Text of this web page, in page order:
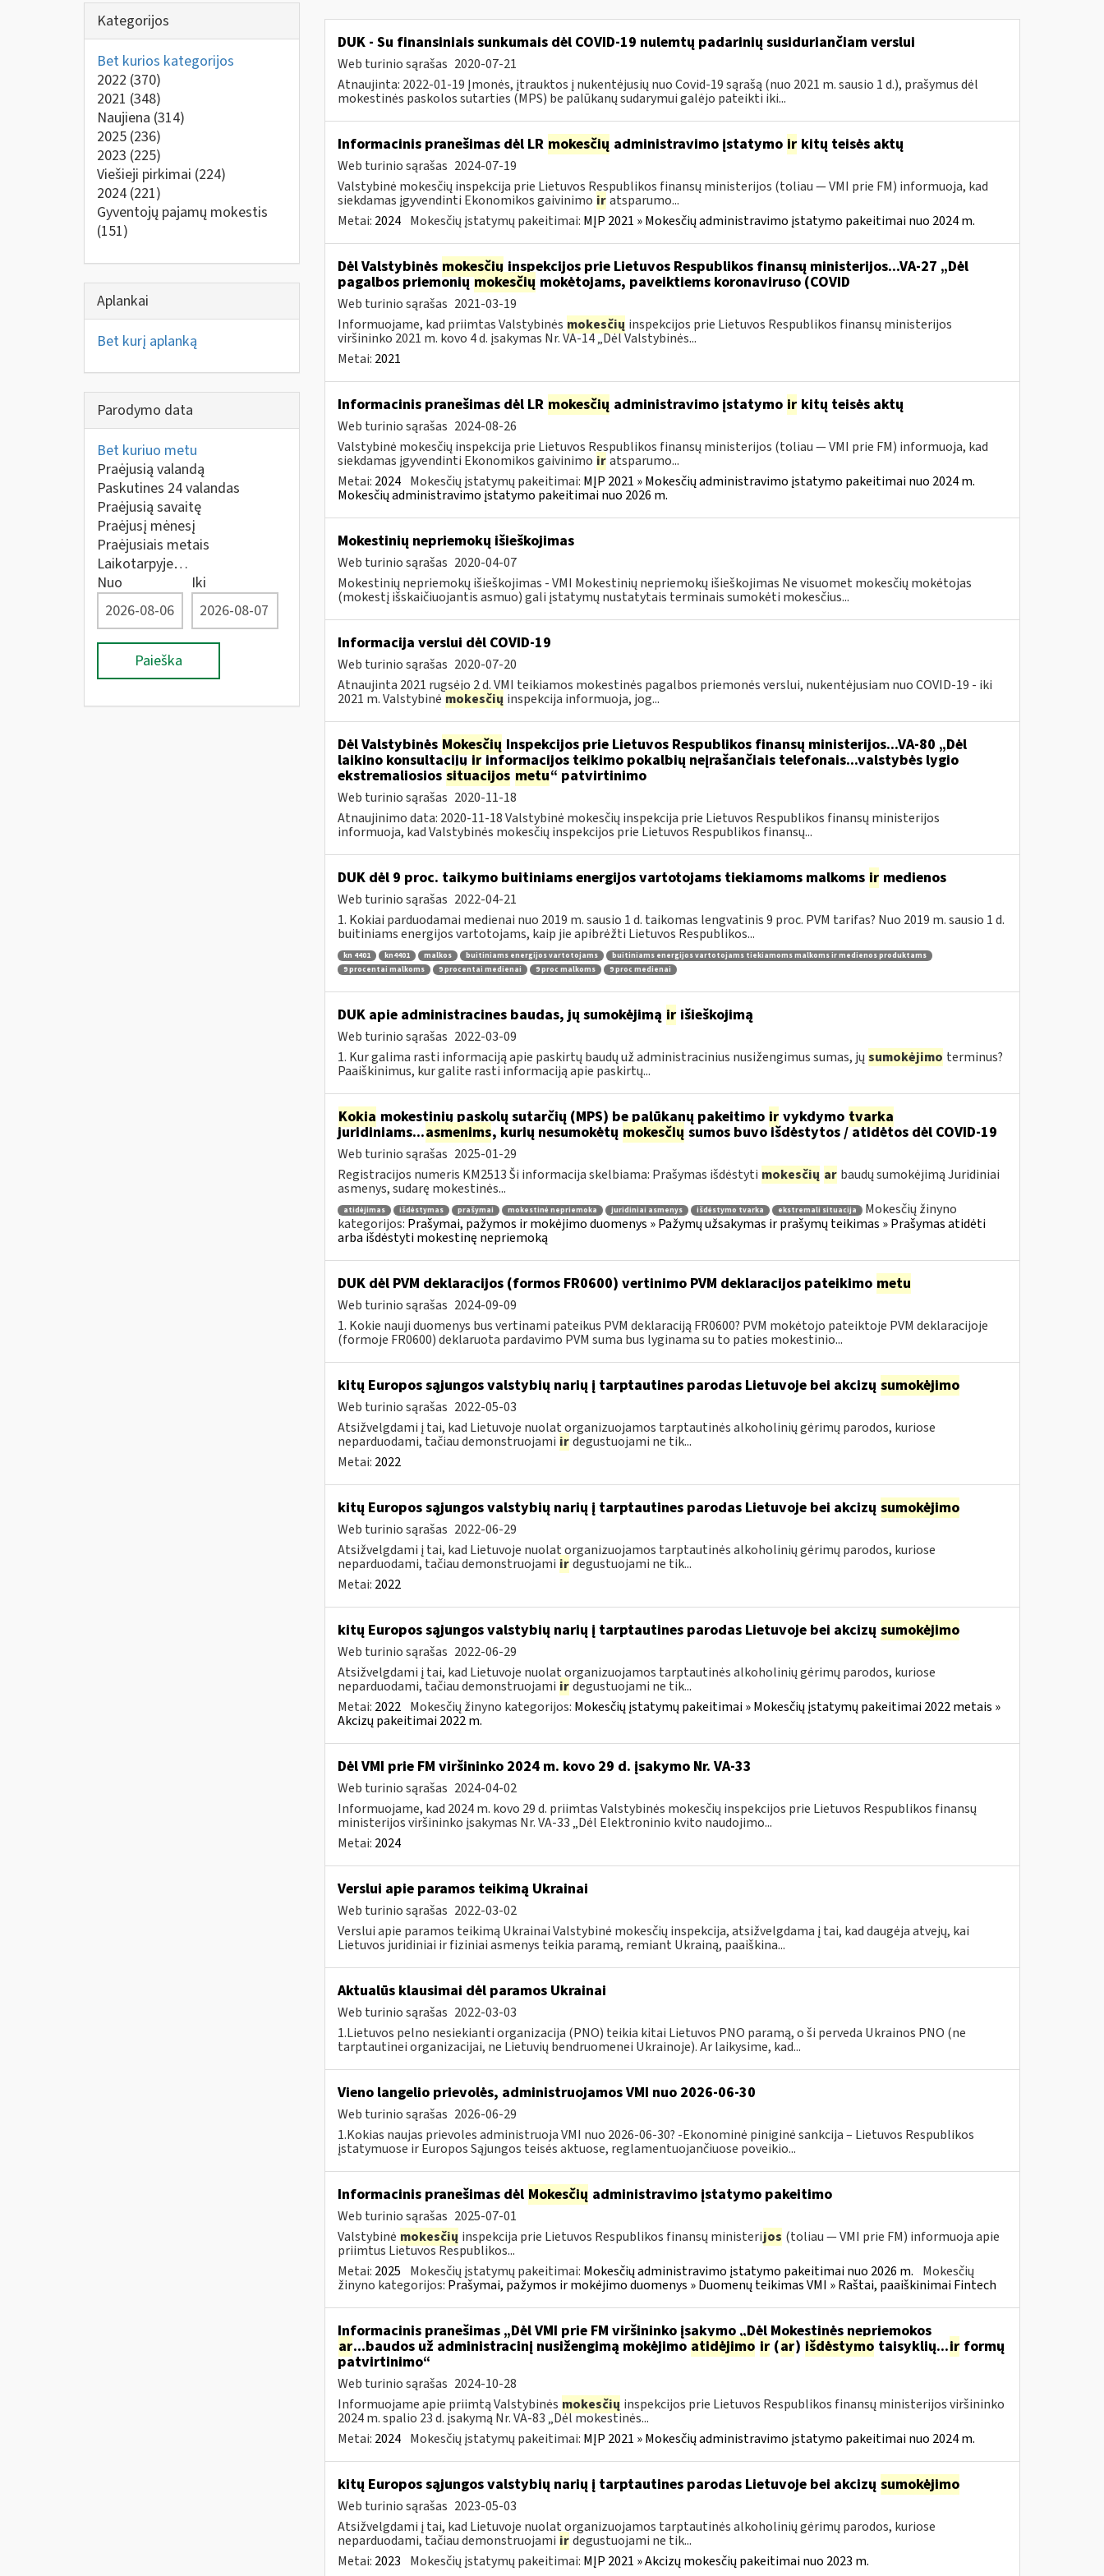
Kategorijos
Bet kurios kategorijos
2022 (370)
2021 (348)
Naujiena (314)
2025 (236)
2023 (225)
Viešieji pirkimai (224)
2024 (221)
Gyventojų pajamų mokestis
(151)
Aplankai
Bet kurį aplanką
Parodymo data
Bet kuriuo metu
Praėjusią valandą
Paskutines 24 valandas
Praėjusią savaitę
Praėjusį mėnesį
Praėjusiais metais
Laikotarpyje…
Nuo
Iki
Paieška
DUK - Su finansiniais sunkumais dėl COVID-19 nulemtų padarinių susiduriančiam verslui
Web turinio sąrašas 2020-07-21
Atnaujinta: 2022-01-19 Įmonės, įtrauktos į nukentėjusių nuo Covid-19 sąrašą (nuo 2021 m. sausio 1 d.), prašymus dėl
mokestinės paskolos sutarties (MPS) be palūkanų sudarymui galėjo pateikti iki...
Informacinis pranešimas dėl LR mokesčių administravimo įstatymo irkitų teisės aktų
Web turinio sąrašas 2024-07-19
Valstybinė mokesčių inspekcija prie Lietuvos Respublikos finansų ministerijos (toliau — VMI prie FM) informuoja, kad
siekdamas įgyvendinti Ekonomikos gaivinimo ir atsparumo...
Metai: 2024 Mokesčių įstatymų pakeitimai: MĮP 2021 » Mokesčių administravimo įstatymo pakeitimai nuo 2024 m.
Dėl Valstybinės mokesčiųinspekcijos prie Lietuvos Respublikos finansų ministerijos...VA-27 „Dėl
pagalbos priemoniųmokesčių mokėtojams, paveiktiems koronaviruso (COVID
Web turinio sąrašas 2021-03-19
Informuojame, kad priimtas Valstybinės mokesčių inspekcijos prie Lietuvos Respublikos finansų ministerijos
viršininko 2021 m. kovo 4 d. įsakymas Nr. VA-14 „Dėl Valstybinės...
Metai: 2021
Informacinis pranešimas dėl LR mokesčių administravimo įstatymo irkitų teisės aktų
Web turinio sąrašas 2024-08-26
Valstybinė mokesčių inspekcija prie Lietuvos Respublikos finansų ministerijos (toliau — VMI prie FM) informuoja, kad
siekdamas įgyvendinti Ekonomikos gaivinimo ir atsparumo...
Metai: 2024 Mokesčių įstatymų pakeitimai: MĮP 2021 » Mokesčių administravimo įstatymo pakeitimai nuo 2024 m.
Mokesčių administravimo įstatymo pakeitimai nuo 2026 m.
Mokestinių nepriemokų išieškojimas
Web turinio sąrašas 2020-04-07
Mokestinių nepriemokų išieškojimas - VMI Mokestinių nepriemokų išieškojimas Ne visuomet mokesčių mokėtojas
(mokestį išskaičiuojantis asmuo) gali įstatymų nustatytais terminais sumokėti mokesčius...
Informacija verslui dėl COVID-19
Web turinio sąrašas 2020-07-20
Atnaujinta 2021 rugsėjo 2 d. VMI teikiamos mokestinės pagalbos priemonės verslui, nukentėjusiam nuo COVID-19 - iki
2021 m. Valstybinė mokesčių inspekcija informuoja, jog...
Dėl Valstybinės Mokesčių Inspekcijos prie Lietuvos Respublikos finansų ministerijos...VA-80 „Dėl
laikino konsultacijųirinformacijos teikimo pokalbių neįrašančiais telefonais...valstybės lygio
ekstremaliosios situacijos metu“ patvirtinimo
Web turinio sąrašas 2020-11-18
Atnaujinimo data: 2020-11-18 Valstybinė mokesčių inspekcija prie Lietuvos Respublikos finansų ministerijos
informuoja, kad Valstybinės mokesčių inspekcijos prie Lietuvos Respublikos finansų...
DUK dėl 9 proc. taikymo buitiniams energijos vartotojams tiekiamoms malkoms irmedienos
Web turinio sąrašas 2022-04-21
1. Kokiai parduodamai medienai nuo 2019 m. sausio 1 d. taikomas lengvatinis 9 proc. PVM tarifas? Nuo 2019 m. sausio 1 d.
buitiniams energijos vartotojams, kaip jie apibrėžti Lietuvos Respublikos...
kn 4401 kn4401 malkos buitiniams energijos vartotojams
buitiniams energijos vartotojams tiekiamoms malkoms ir medienos produktams
9 procentai malkoms
9 procentai medienai 9 proc malkoms 9 proc medienai
DUK apie administracines baudas, jų sumokėjimą irišieškojimą
Web turinio sąrašas 2022-03-09
1. Kur galima rasti informaciją apie paskirtų baudų už administracinius nusižengimus sumas, jų sumokėjimo terminus?
Paaiškinimus, kur galite rasti informaciją apie paskirtų...
Kokia mokestinių paskolų sutarčių (MPS) be palūkanų pakeitimo irvykdymo tvarka
juridiniams...asmenims, kurių nesumokėtų mokesčių sumos buvo išdėstytos / atidėtos dėl COVID-19
Web turinio sąrašas 2025-01-29
Registracijos numeris KM2513 Ši informacija skelbiama: Prašymas išdėstyti mokesčių ar baudų sumokėjimą Juridiniai
asmenys, sudarę mokestinės...
atidėjimas išdėstymas prašymai mokestinė nepriemoka juridiniai asmenys išdėstymo tvarka ekstremali situacija
Mokesčių žinyno
kategorijos: Prašymai, pažymos ir mokėjimo duomenys » Pažymų užsakymas ir prašymų teikimas » Prašymas atidėti
arba išdėstyti mokestinę nepriemoką
DUK dėl PVM deklaracijos (formos FR0600) vertinimo PVM deklaracijos pateikimo metu
Web turinio sąrašas 2024-09-09
1. Kokie nauji duomenys bus vertinami pateikus PVM deklaraciją FR0600? PVM mokėtojo pateiktoje PVM deklaracijoje
(formoje FR0600) deklaruota pardavimo PVM suma bus lyginama su to paties mokestinio...
kitų Europos sąjungos valstybių narių į tarptautines parodas Lietuvoje bei akcizų sumokėjimo
Web turinio sąrašas 2022-05-03
Atsižvelgdami į tai, kad Lietuvoje nuolat organizuojamos tarptautinės alkoholinių gėrimų parodos, kuriose
neparduodami, tačiau demonstruojami ir degustuojami ne tik...
Metai: 2022
kitų Europos sąjungos valstybių narių į tarptautines parodas Lietuvoje bei akcizų sumokėjimo
Web turinio sąrašas 2022-06-29
Atsižvelgdami į tai, kad Lietuvoje nuolat organizuojamos tarptautinės alkoholinių gėrimų parodos, kuriose
neparduodami, tačiau demonstruojami ir degustuojami ne tik...
Metai: 2022
kitų Europos sąjungos valstybių narių į tarptautines parodas Lietuvoje bei akcizų sumokėjimo
Web turinio sąrašas 2022-06-29
Atsižvelgdami į tai, kad Lietuvoje nuolat organizuojamos tarptautinės alkoholinių gėrimų parodos, kuriose
neparduodami, tačiau demonstruojami ir degustuojami ne tik...
Metai: 2022 Mokesčių žinyno kategorijos: Mokesčių įstatymų pakeitimai » Mokesčių įstatymų pakeitimai 2022 metais »
Akcizų pakeitimai 2022 m.
Dėl VMI prie FM viršininko 2024 m. kovo 29 d. įsakymo Nr. VA-33
Web turinio sąrašas 2024-04-02
Informuojame, kad 2024 m. kovo 29 d. priimtas Valstybinės mokesčių inspekcijos prie Lietuvos Respublikos finansų
ministerijos viršininko įsakymas Nr. VA-33 „Dėl Elektroninio kvito naudojimo...
Metai: 2024
Verslui apie paramos teikimą Ukrainai
Web turinio sąrašas 2022-03-02
Verslui apie paramos teikimą Ukrainai Valstybinė mokesčių inspekcija, atsižvelgdama į tai, kad daugėja atvejų, kai
Lietuvos juridiniai ir fiziniai asmenys teikia paramą, remiant Ukrainą, paaiškina...
Aktualūs klausimai dėl paramos Ukrainai
Web turinio sąrašas 2022-03-03
1.Lietuvos pelno nesiekianti organizacija (PNO) teikia kitai Lietuvos PNO paramą, o ši perveda Ukrainos PNO (ne
tarptautinei organizacijai, ne Lietuvių bendruomenei Ukrainoje). Ar laikysime, kad...
Vieno langelio prievolės, administruojamos VMI nuo 2026-06-30
Web turinio sąrašas 2026-06-29
1.Kokias naujas prievoles administruoja VMI nuo 2026-06-30? -Ekonominė piniginė sankcija – Lietuvos Respublikos
įstatymuose ir Europos Sąjungos teisės aktuose, reglamentuojančiuose poveikio...
Informacinis pranešimas dėl Mokesčių administravimo įstatymo pakeitimo
Web turinio sąrašas 2025-07-01
Valstybinė mokesčių inspekcija prie Lietuvos Respublikos finansų ministerijos (toliau — VMI prie FM) informuoja apie
priimtus Lietuvos Respublikos...
Metai: 2025 Mokesčių įstatymų pakeitimai: Mokesčių administravimo įstatymo pakeitimai nuo 2026 m. Mokesčių
žinyno kategorijos: Prašymai, pažymos ir mokėjimo duomenys » Duomenų teikimas VMI » Raštai, paaiškinimai Fintech
Informacinis pranešimas „Dėl VMI prie FM viršininko įsakymo „Dėl Mokestinės nepriemokos
ar...baudos už administracinį nusižengimą mokėjimo atidėjimo ir(ar) išdėstymo taisyklių...irformų
patvirtinimo“
Web turinio sąrašas 2024-10-28
Informuojame apie priimtą Valstybinės mokesčių inspekcijos prie Lietuvos Respublikos finansų ministerijos viršininko
2024 m. spalio 23 d. įsakymą Nr. VA-83 „Dėl mokestinės...
Metai: 2024 Mokesčių įstatymų pakeitimai: MĮP 2021 » Mokesčių administravimo įstatymo pakeitimai nuo 2024 m.
kitų Europos sąjungos valstybių narių į tarptautines parodas Lietuvoje bei akcizų sumokėjimo
Web turinio sąrašas 2023-05-03
Atsižvelgdami į tai, kad Lietuvoje nuolat organizuojamos tarptautinės alkoholinių gėrimų parodos, kuriose
neparduodami, tačiau demonstruojami ir degustuojami ne tik...
Metai: 2023 Mokesčių įstatymų pakeitimai: MĮP 2021 » Akcizų mokesčių pakeitimai nuo 2023 m.